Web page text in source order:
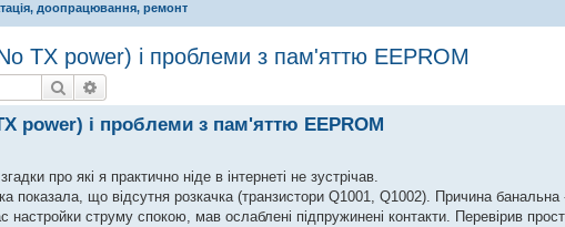
доопрацювання, ремонт
TX power) і проблеми з пам'яттю EEPROM
Пошук
power) і проблеми з пам'яттю EEPROM
про які я практично ніде в інтернеті не зустрічав.
показала, що відсутня розкачка (транзистори Q1001, Q1002). Причина банальна
струму спокою, мав ослаблені підпружинені контакти. Перевірив